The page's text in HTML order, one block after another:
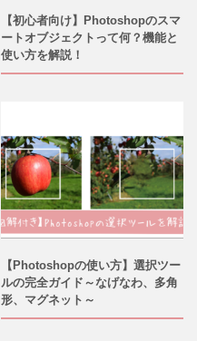
【初心者向け】Photoshopのスマ
ートオブジェクトって何？機能と
使い方を解説！
【Photoshopの使い方】選択ツー
ルの完全ガイド～なげなわ、多角
形、マグネット～